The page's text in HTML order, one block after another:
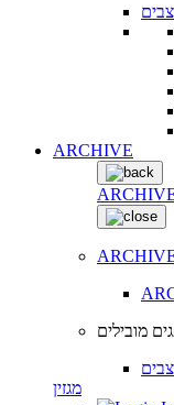
ARCHIVE
מובילים
מגזין